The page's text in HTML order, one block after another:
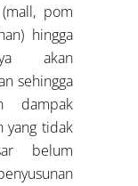
pom
hingga
akan
sehingga
dampak
yang tidak
belum